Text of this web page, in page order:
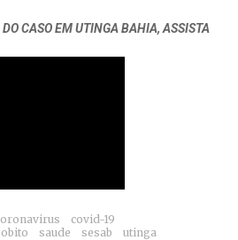
CASO EM UTINGA BAHIA, ASSISTA
covid-19
obito saude sesab utinga